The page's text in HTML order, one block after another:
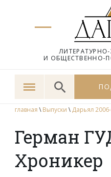
И ОБЩЕСТВЕННО-
главная \ Выпуски \ Дарьял
Герман
Хроникер